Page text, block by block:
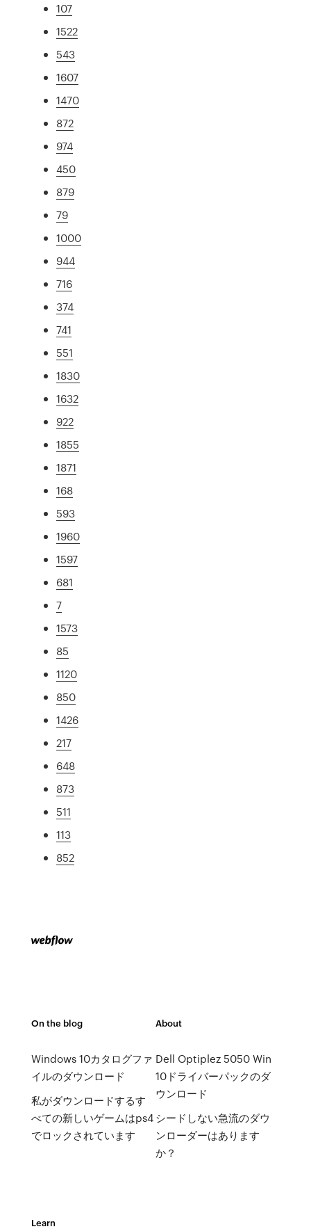
107
1522
543
1607
1470
872
974
450
879
79
1000
944
716
374
741
551
1830
1632
922
1855
1871
168
593
1960
1597
681
7
1573
85
1120
850
1426
217
648
873
511
113
852
On the blog
Windows 10カタログファ
イルのダウンロード
私がダウンロードするす
べての新しいゲームはps4
でロックされています
About
Dell Optiplez 5050 Win
10ドライバーパックのダ
ウンロード
シードしない急流のダウ
ンローダーはあります
か？
Learn